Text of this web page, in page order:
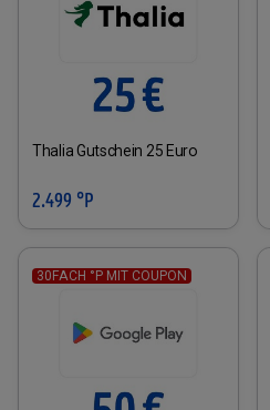
Thalia Gutschein 25 Euro
2.499 °P
30FACH °P MIT COUPON